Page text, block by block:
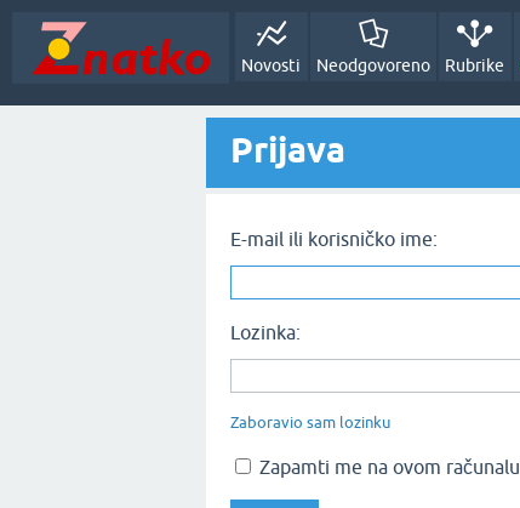
Novosti Neodgovoreno Rubrike
Prijava
E-mail ili korisničko ime:
Lozinka:
Zaboravio sam lozinku
Zapamti me na ovom računalu